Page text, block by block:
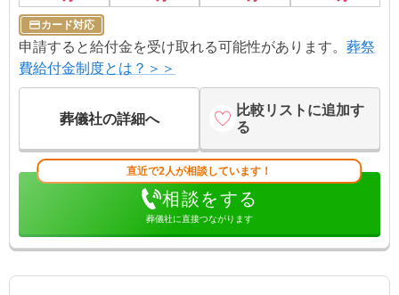
カード対応
申請すると給付金を受け取れる可能性があります。 葬祭
費給付金制度とは？＞＞
葬儀社の詳細へ
比較リストに追加す
る
直近で2人が相談しています！
相談をする
葬儀社に直接つながります